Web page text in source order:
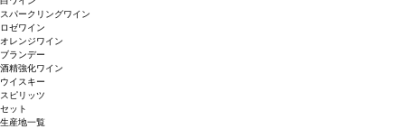
スパークリングワイン
ロゼワイン
オレンジワイン
ブランデー
酒精強化ワイン
ウイスキー
スピリッツ
セット
生産地一覧